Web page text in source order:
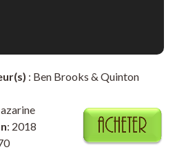
: Ben Brooks & Quinton
: 2018